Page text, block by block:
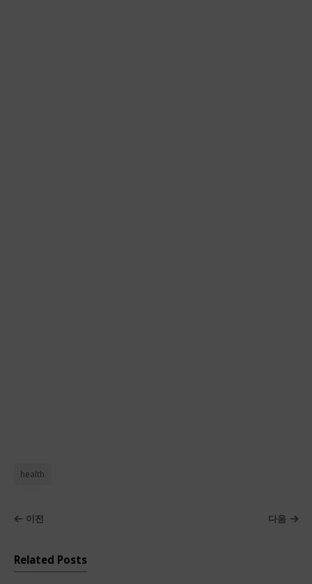
health
이전 다음
Related Posts